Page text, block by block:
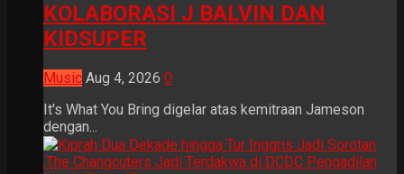
KOLABORASI J BALVIN DAN
KIDSUPER
Music Aug 4, 2026 0
It's What You Bring digelar atas kemitraan Jameson
dengan...